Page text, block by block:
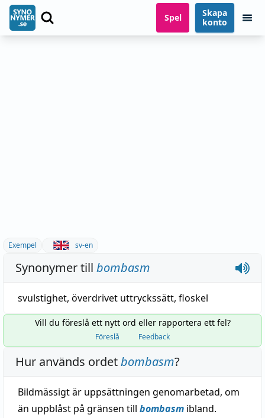
Spel
Skapa
konto
Exempel sv-en
Synonymer till bombasm
svulstighet, överdrivet uttryckssätt, floskel
Vill du föreslå ett nytt ord eller rapportera ett fel?
Föreslå Feedback
Hur används ordetbombasm?
Bildmässigt är uppsättningen genomarbetad, om
än uppblåst på gränsen till bombasm ibland.